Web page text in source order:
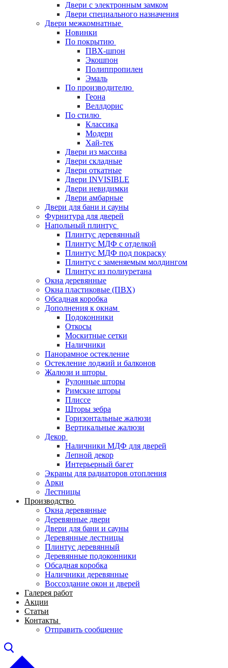
Двери с электронным замком
Двери специального назначения
Двери межкомнатные
Новинки
По покрытию
ПВХ-шпон
Экошпон
Полиппропилен
Эмаль
По производителю
Геона
Веллдорис
По стилю
Классика
Модерн
Хай-тек
Двери из массива
Двери складные
Двери откатные
Двери INVISIBLE
Двери невидимки
Двери амбарные
Двери для бани и сауны
Фурнитура для дверей
Напольный плинтус
Плинтус деревянный
Плинтус МДФ с отделкой
Плинтус МДФ под покраску
Плинтус с заменяемым молдингом
Плинтус из полиуретана
Окна деревянные
Окна пластиковые (ПВХ)
Обсадная коробка
Дополнения к окнам
Подоконники
Откосы
Москитные сетки
Наличники
Панорамное остекление
Остекление лоджий и балконов
Жалюзи и шторы
Рулонные шторы
Римские шторы
Плиссе
Шторы зебра
Горизонтальные жалюзи
Вертикальные жалюзи
Декор
Наличники МДФ для дверей
Лепной декор
Интерьерный багет
Экраны для радиаторов отопления
Арки
Лестницы
Производство
Окна деревянные
Деревянные двери
Двери для бани и сауны
Деревянные лестницы
Плинтус деревянный
Деревянные подоконники
Обсадная коробка
Наличники деревянные
Воссоздание окон и дверей
Галерея работ
Акции
Статьи
Контакты
Отправить сообщение